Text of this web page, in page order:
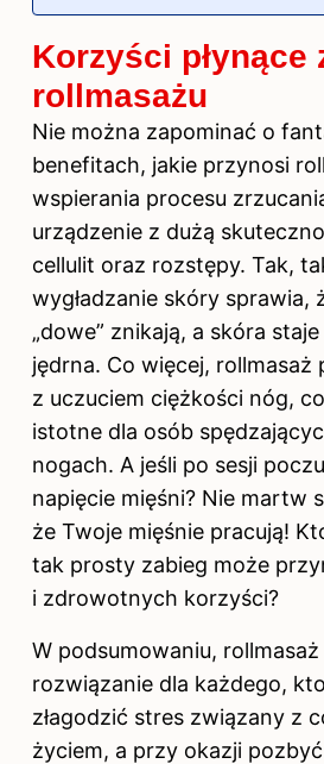
Korzyści płynące
rollmasażu
Nie można zapominać o
benefitach, jakie przynosi
wspierania procesu
urządzenie z dużą
cellulit oraz rozstępy. Tak,
wygładzanie skóry sprawia,
„dowe” znikają, a skóra
jędrna. Co więcej, rollmasaż
z uczuciem ciężkości nóg,
istotne dla osób
nogach. A jeśli po sesji
napięcie mięśni? Nie martw
że Twoje mięśnie pracują!
tak prosty zabieg może
i zdrowotnych korzyści?
W podsumowaniu,
rozwiązanie dla każdego,
złagodzić stres związany z
życiem, a przy okazji